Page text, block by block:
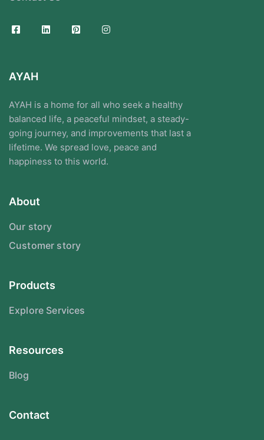
AYAH
AYAH is a home for all who seek a healthy
balanced life, a peaceful mindset, a steady-
going journey, and improvements that last a
lifetime. We spread love, peace and
happiness to this world.
About
Our story
Customer story
Products
Explore Services
Resources
Blog
Contact